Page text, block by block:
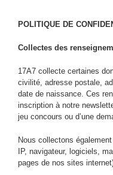
POLITIQUE DE
Collectes des
17A7 collecte certaines
civilité, adresse postale,
date de naissance. Ces
inscription à notre
jeu concours ou d’une
Nous collectons
IP, navigateur, logiciels,
pages de nos sites